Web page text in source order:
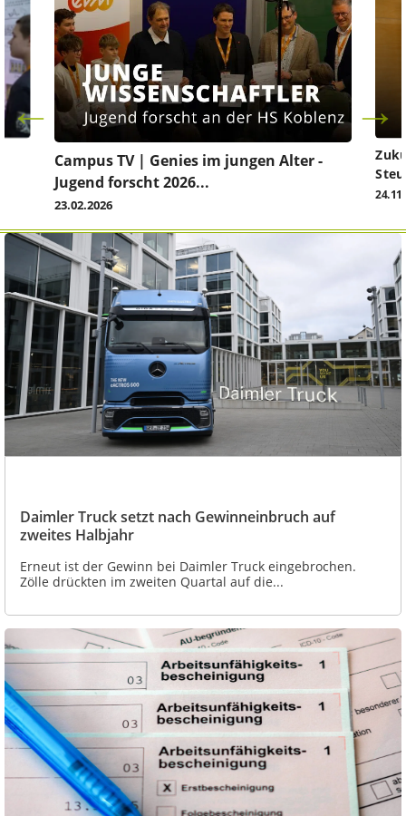
Campus TV | Genies im jungen Alter -
Jugend forscht 2026...
23.02.2026
Daimler Truck setzt nach Gewinneinbruch auf
zweites Halbjahr
Erneut ist der Gewinn bei Daimler Truck eingebrochen.
Zölle drückten im zweiten Quartal auf die...